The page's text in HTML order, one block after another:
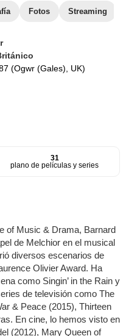
Fotos Streaming
(Ogwr (Gales), UK)
31
plano de películas y series
of Music & Drama, Barnard
de Melchior en el musical
diversos escenarios de
Olivier Award. Ha
como Singin’ in the Rain y
de televisión como The
& Peace (2015), Thirteen
En cine, lo hemos visto en
(2012), Mary Queen of